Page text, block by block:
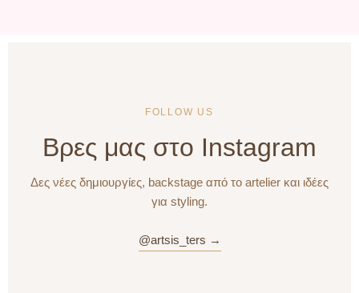
FOLLOW US
Βρες μας στο Instagram
Δες νέες δημιουργίες, backstage από το artelier και ιδέες
για styling.
@artsis_ters →